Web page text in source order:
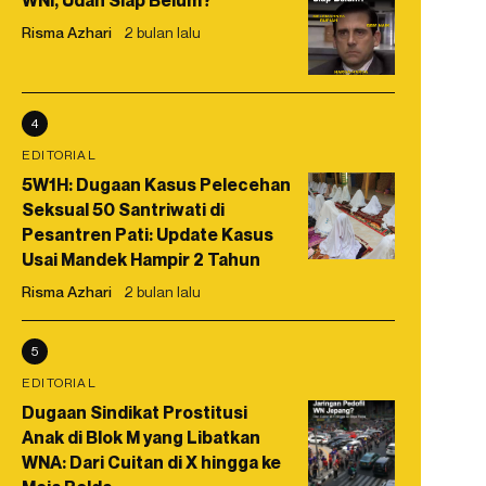
Risma Azhari 2 bulan lalu
4
EDITORIAL
5W1H: Dugaan Kasus Pelecehan
Seksual 50 Santriwati di
Pesantren Pati: Update Kasus
Usai Mandek Hampir 2 Tahun
Risma Azhari 2 bulan lalu
5
EDITORIAL
Dugaan Sindikat Prostitusi
Anak di Blok M yang Libatkan
WNA: Dari Cuitan di X hingga ke